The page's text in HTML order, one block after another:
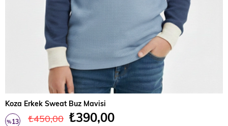
Koza Erkek Sweat Buz Mavisi
%13 ₺450,00 ₺390,00